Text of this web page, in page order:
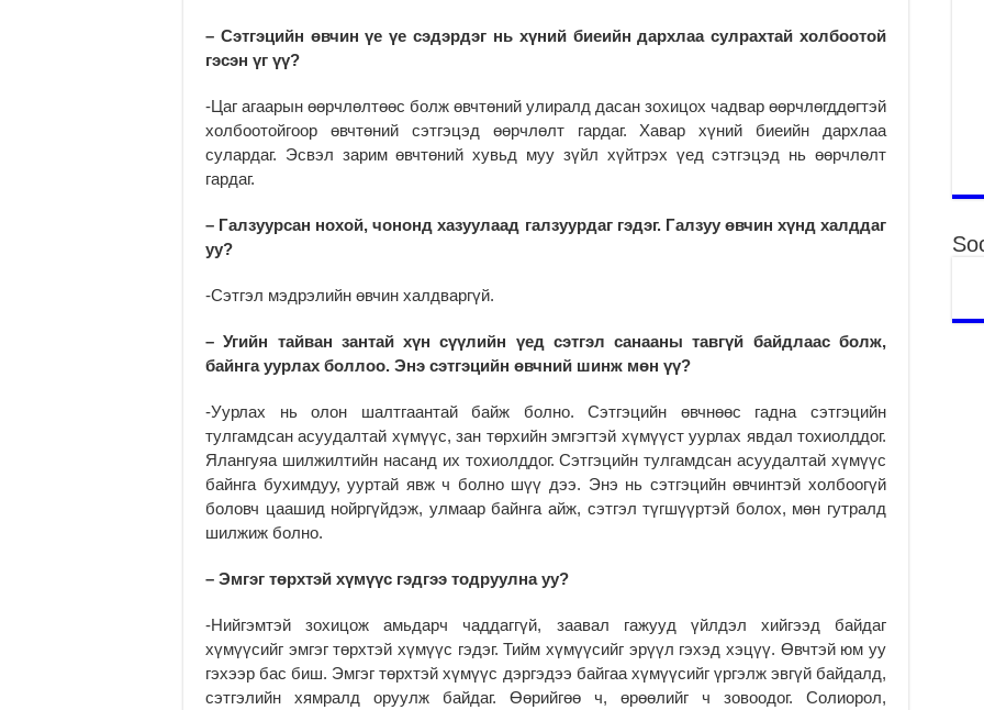
– Сэтгэцийн өвчин үе үе сэдэрдэг нь хүний биеийн дархлаа сулрахтай холбоотой
гэсэн үг үү?
-Цаг агаарын өөрчлөлтөөс болж өвчтөний улиралд дасан зохицох чадвар өөрчлөгддөгтэй
холбоотойгоор өвчтөний сэтгэцэд өөрчлөлт гардаг. Хавар хүний биеийн дархлаа
сулардаг. Эсвэл зарим өвчтөний хувьд муу зүйл хүйтрэх үед сэтгэцэд нь өөрчлөлт
гардаг.
– Галзуурсан нохой, чононд хазуулаад галзуурдаг гэдэг. Галзуу өвчин хүнд халддаг
уу?
-Сэтгэл мэдрэлийн өвчин халдваргүй.
– Угийн тайван зантай хүн сүүлийн үед сэтгэл санааны тавгүй байдлаас болж,
байнга уурлах боллоо. Энэ сэтгэцийн өвчний шинж мөн үү?
-Уурлах нь олон шалтгаантай байж болно. Сэтгэцийн өвчнөөс гадна сэтгэцийн
тулгамдсан асуудалтай хүмүүс, зан төрхийн эмгэгтэй хүмүүст уурлах явдал тохиолддог.
Ялангуяа шилжилтийн насанд их тохиолддог. Сэтгэцийн тулгамдсан асуудалтай хүмүүс
байнга бухимдуу, ууртай явж ч болно шүү дээ. Энэ нь сэтгэцийн өвчинтэй холбоогүй
боловч цаашид нойргүйдэж, улмаар байнга айж, сэтгэл түгшүүртэй болох, мөн гутралд
шилжиж болно.
– Эмгэг төрхтэй хүмүүс гэдгээ тодруулна уу?
-Нийгэмтэй зохицож амьдарч чаддаггүй, заавал гажууд үйлдэл хийгээд байдаг
хүмүүсийг эмгэг төрхтэй хүмүүс гэдэг. Тийм хүмүүсийг эрүүл гэхэд хэцүү. Өвчтэй юм уу
гэхээр бас биш. Эмгэг төрхтэй хүмүүс дэргэдээ байгаа хүмүүсийг үргэлж эвгүй байдалд,
сэтгэлийн хямралд оруулж байдаг. Өөрийгөө ч, өрөөлийг ч зовоодог. Солиорол,